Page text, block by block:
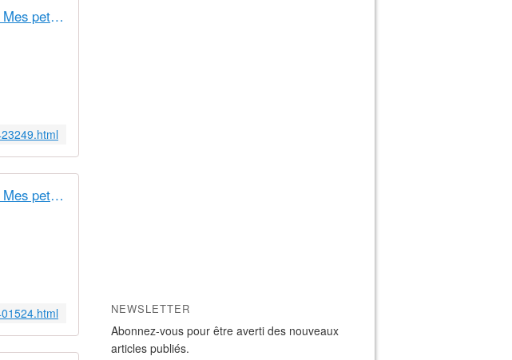
Free du Dimanche ! - Mes petites croix et moi !
Free du Dimanche ! - Mes petites croix et moi !
NEWSLETTER
Abonnez-vous pour être averti des nouveaux
articles publiés.